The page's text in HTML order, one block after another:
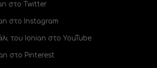
στο Twitter
στο Instagram
του Ionian στο YouTube
στο Pinterest